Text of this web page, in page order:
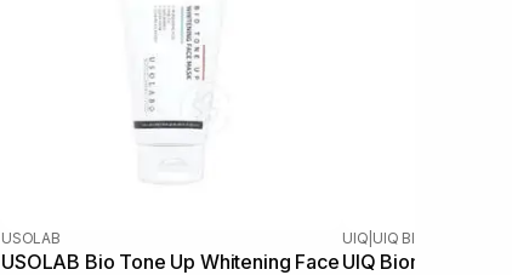
USOLAB
USOLAB Bio Tone Up Whitening Face
UIQ UIQ BIOME BARRIER
UIQ Biome